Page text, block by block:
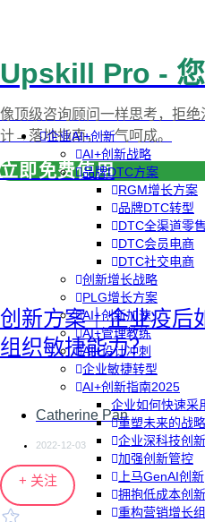
企业AI+创新
AI+创新战略
品牌DTC方案
RGM增长方案
品牌DTC转型
DTC全渠道零售
DTC会员电商
DTC社交电商
创新增长战略
PLG增长方案
AI+创新加速
AI+管理教练
AI+设计冲刺
企业敏捷转型
AI+创新指南2025
企业如何快速采
重塑未来的战略
企业深科技创新
加强创新管控
上马GenAI创新
拥抱低成本创新
重构营销增长
Upskill Pro -
像顶级咨询顾问一样思考，拒
计→落地指南，一气呵成。
立即免费使用
创新方案｜企业疫后
组织敏捷能力？
Catherine Pan
2022-12-03
+ 关注